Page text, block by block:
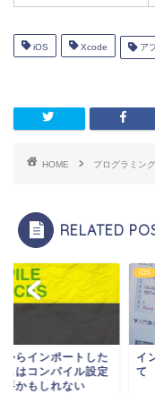
iOS Xcode ア
HOME プログラミング
RELATED
からインポートした
スはコンパイル設定
要かもしれない
iOS
イ
て